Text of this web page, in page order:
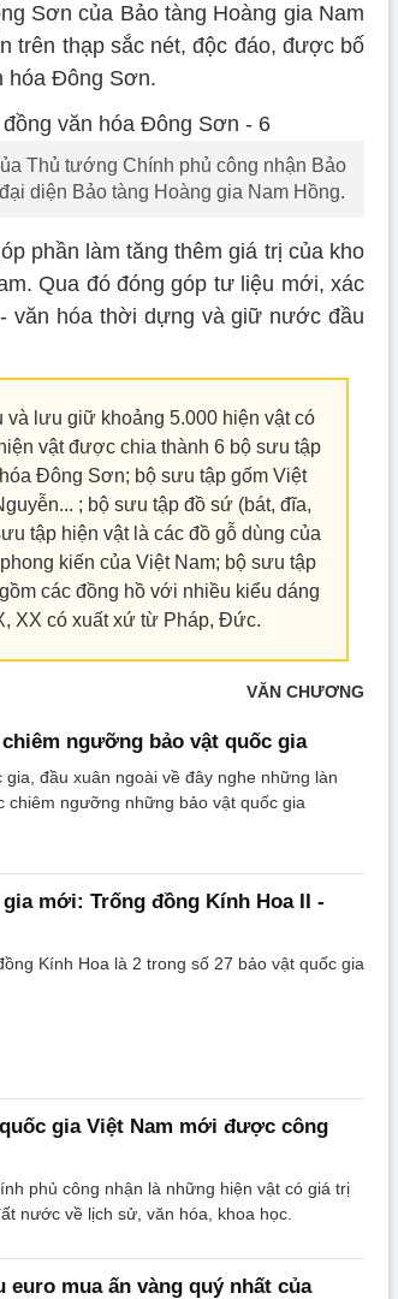
Sơn của Bảo tàng Hoàng gia Nam
trên thạp sắc nét, độc đáo, được bố
hóa Đông Sơn.
Thủ tướng Chính phủ công nhận Bảo
diện Bảo tàng Hoàng gia Nam Hồng.
phần làm tăng thêm giá trị của kho
Qua đó đóng góp tư liệu mới, xác
văn hóa thời dựng và giữ nước đầu
lưu giữ khoảng 5.000 hiện vật có
vật được chia thành 6 bộ sưu tập
Đông Sơn; bộ sưu tập gốm Việt
; bộ sưu tập đồ sứ (bát, đĩa,
tập hiện vật là các đồ gỗ dùng của
kiến của Việt Nam; bộ sưu tập
các đồng hồ với nhiều kiểu dáng
XX có xuất xứ từ Pháp, Đức.
VĂN CHƯƠNG
ngưỡng bảo vật quốc gia
đầu xuân ngoài về đây nghe những làn
chiêm ngưỡng những bảo vật quốc gia
mới: Trống đồng Kính Hoa II -
Kính Hoa là 2 trong số 27 bảo vật quốc gia
gia Việt Nam mới được công
phủ công nhận là những hiện vật có giá trị
nước về lịch sử, văn hóa, khoa học.
mua ấn vàng quý nhất của